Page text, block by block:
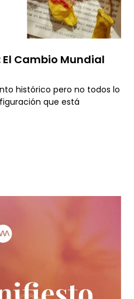
El Cambio Mundial
histórico pero no todos lo
que está